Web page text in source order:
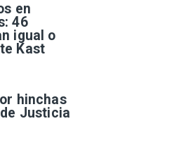
en
46
igual o
Kast
hinchas
Justicia